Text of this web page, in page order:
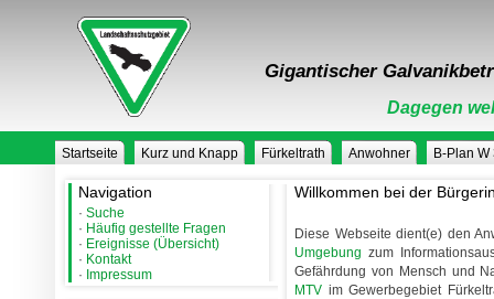
Gigantischer
Dagegen
Startseite Kurz und Knapp Fürkeltrath Anwohner B-Plan W
Navigation
· Suche
· Häufig gestellte Fragen
· Ereignisse (Übersicht)
· Kontakt
· Impressum
Willkommen bei der
Diese Webseite dient(e) den
Umgebung zum
Gefährdung von Mensch und
MTV im Gewerbegebiet